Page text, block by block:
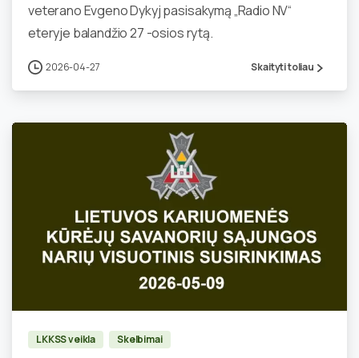
veterano Evgeno Dykyj pasisakymą „Radio NV“
eteryje balandžio 27 -osios rytą.
2026-04-27 Skaityti toliau
LKKSS veikla Skelbimai